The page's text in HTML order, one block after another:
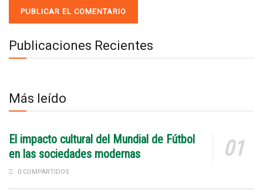
Publicaciones Recientes
Más leído
El impacto cultural del Mundial de Fútbol
en las sociedades modernas
0 COMPARTIDOS